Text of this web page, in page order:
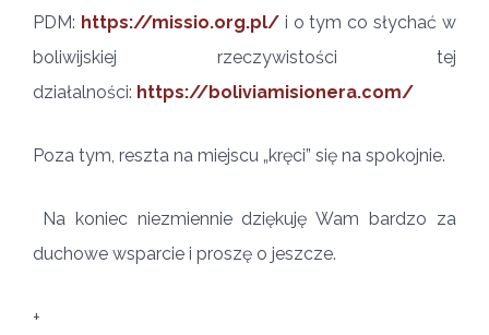
PDM: https://missio.org.pl/i o tym co słychać w
boliwijskiej rzeczywistości tej
działalności: https://boliviamisionera.com/
Poza tym, reszta na miejscu „kręci” się na spokojnie.
Na koniec niezmiennie dziękuję Wam bardzo za
duchowe wsparcie i proszę o jeszcze.
+